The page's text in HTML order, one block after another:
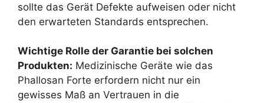
sollte das Gerät Defekte aufweisen oder nicht
den erwarteten Standards entsprechen.
Wichtige Rolle der Garantie bei solchen
Produkten: Medizinische Geräte wie das
Phallosan Forte erfordern nicht nur ein
gewisses Maß an Vertrauen in die